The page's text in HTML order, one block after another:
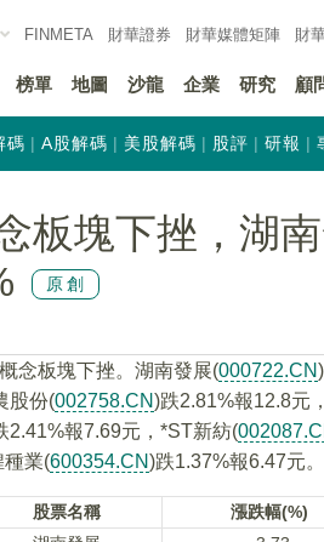
FINMETA 財華證券 財華媒體矩陣 財
榜單 地圖 沙龍 企業 研究 顧
碼 A股解碼 美股解碼 股評 研報
板塊下挫，湖
原創
念板塊下挫。湖南發展(000722.CN
股份(002758.CN)跌2.81%報12.8元
2.41%報7.69元，*ST新紡(
種業(600354.CN)跌1.37%報6.47元。
股票名稱 漲跌幅(%)